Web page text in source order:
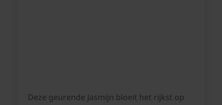
Deze geurende Jasmijn bloeit het rijkst op